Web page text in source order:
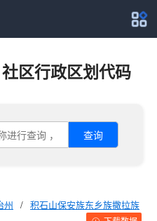
区行政区划代码
查询
州 / 积石山保安族东乡族撒拉族